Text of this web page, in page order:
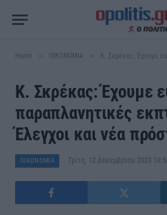
Home ΟΙΚΟΝΟΜΙΑ Κ. Σκρέκας: Έχουμε ευρήματα για
Κ. Σκρέκας: Έχουμε
παραπλανητικές
Έλεγχοι και νέα
ΟΙΚΟΝΟΜΙΑ Τρίτη, 12 Δεκεμβρίου 2023